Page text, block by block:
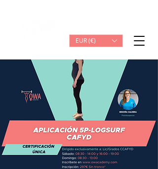
EUR (€)